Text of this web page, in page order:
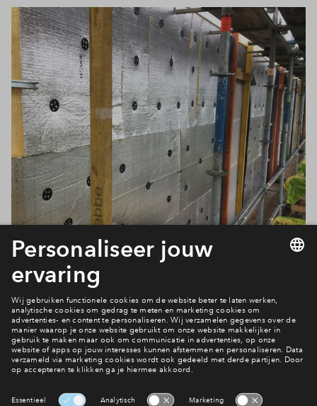
Nieuwe woningen
Maak kennis met Graven Es 10a